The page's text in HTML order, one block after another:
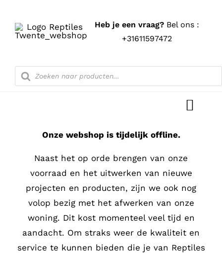
naar
inhoud
Producten
zoeken
Heb je een vraag? Bel ons :
+31611597472
Blog
Service
Onze webshop is tijdelijk offline.
Naast het op orde brengen van onze
voorraad en het uitwerken van nieuwe
projecten en producten, zijn we ook nog
volop bezig met het afwerken van onze
woning. Dit kost momenteel veel tijd en
aandacht. Om straks weer de kwaliteit en
service te kunnen bieden die je van Reptiles